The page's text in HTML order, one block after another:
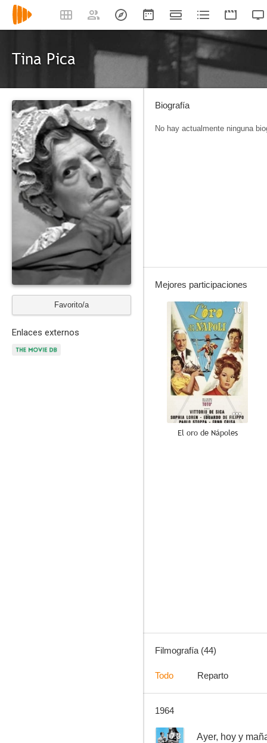
Tina Pica
Favorito/a
Enlaces externos
Biografía
No hay actualmente ninguna
Mejores participaciones
10
El oro de Nápoles
Filmografía (44)
Todo Reparto
1964
7.3 Ayer, hoy y